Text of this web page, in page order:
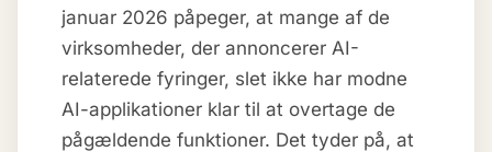
januar 2026 påpeger, at mange af de
virksomheder, der annoncerer AI-
relaterede fyringer, slet ikke har modne
AI-applikationer klar til at overtage de
pågældende funktioner. Det tyder på, at